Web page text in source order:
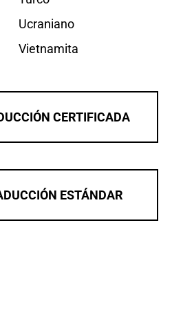
Ucraniano
Vietnamita
CERTIFICADA
ESTÁNDAR